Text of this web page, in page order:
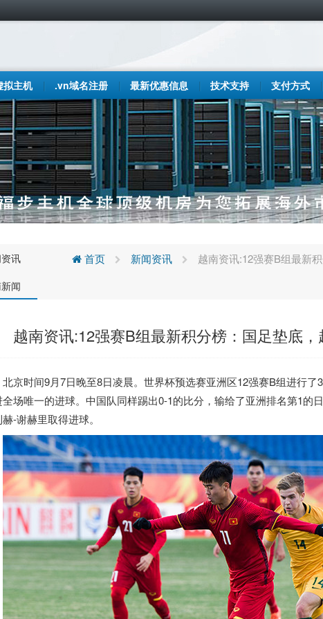
拟主机 .vn域名注册 最新优惠信息 技术支持 支付方式
讯
闻
首页 新闻资讯 越南资讯:12强赛B组最新
越南资讯:12强赛B组最新积分榜：国足垫底
北京时间9月7日晚至8日凌晨。世界杯预选赛亚洲区12强赛B组进行了3
场唯一的进球。中国队同样踢出0-1的比分，输给了亚洲排名第1的
-谢赫里取得进球。